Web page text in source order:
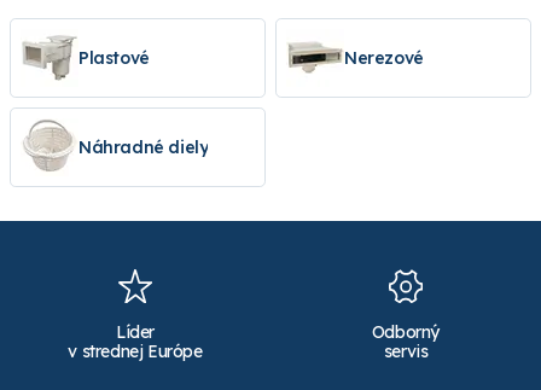
Plastové Nerezové
Náhradné diely
Líder
v strednej Európe
Odborný
servis